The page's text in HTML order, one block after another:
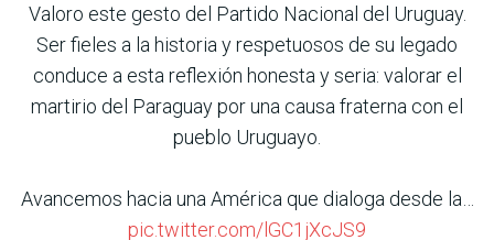
Valoro este gesto del Partido Nacional del Uruguay.
Ser fieles a la historia y respetuosos de su legado
conduce a esta reflexión honesta y seria: valorar el
martirio del Paraguay por una causa fraterna con el
pueblo Uruguayo.
Avancemos hacia una América que dialoga desde la…
pic.twitter.com/lGC1jXcJS9